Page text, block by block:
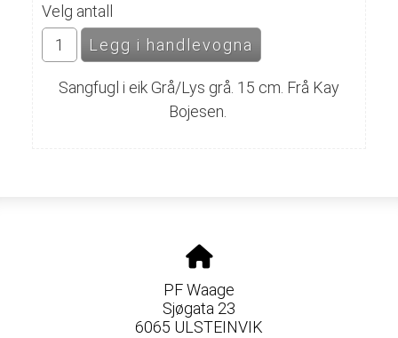
Velg antall
Sangfugl i eik Grå/Lys grå. 15 cm. Frå Kay
Bojesen.
PF Waage
Sjøgata 23
6065 ULSTEINVIK